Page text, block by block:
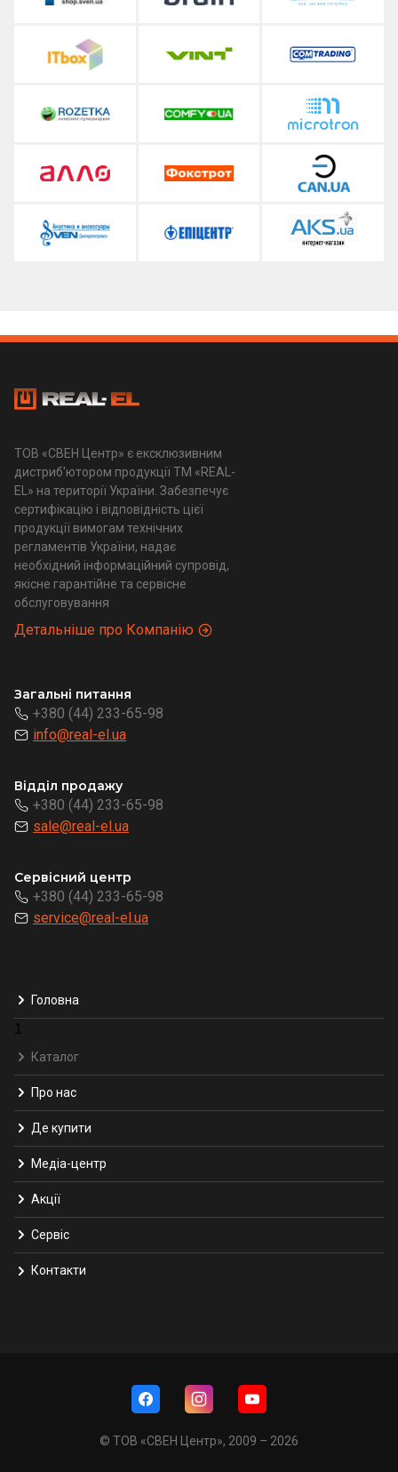
ТОВ «СВЕН Центр» є ексклюзивним
дистриб'ютором продукції ТМ «REAL-
EL» на території України. Забезпечує
сертифікацію і відповідність цієї
продукції вимогам технічних
регламентів України, надає
необхідний інформаційний супровід,
якісне гарантійне та сервісне
обслуговування
Детальніше про Компанію
Загальні питання
+380 (44) 233-65-98
info@real-el.ua
Відділ продажу
+380 (44) 233-65-98
sale@real-el.ua
Сервісний центр
+380 (44) 233-65-98
service@real-el.ua
Головна
1
Каталог
Про нас
Де купити
Медіа-центр
Акції
Сервіс
Контакти
© ТОВ «СВЕН Центр», 2009 – 2026